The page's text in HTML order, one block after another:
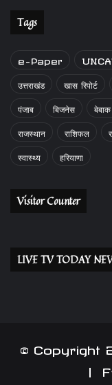
Tags
e-Paper
उत्तराखंड खास रिपोर्ट
पंजाब बिजनेस
राजस्थान राशिफल
स्वास्थ्य हरियाणा
Visitor Counter
LIVE TV TODAY
© Copyright
|